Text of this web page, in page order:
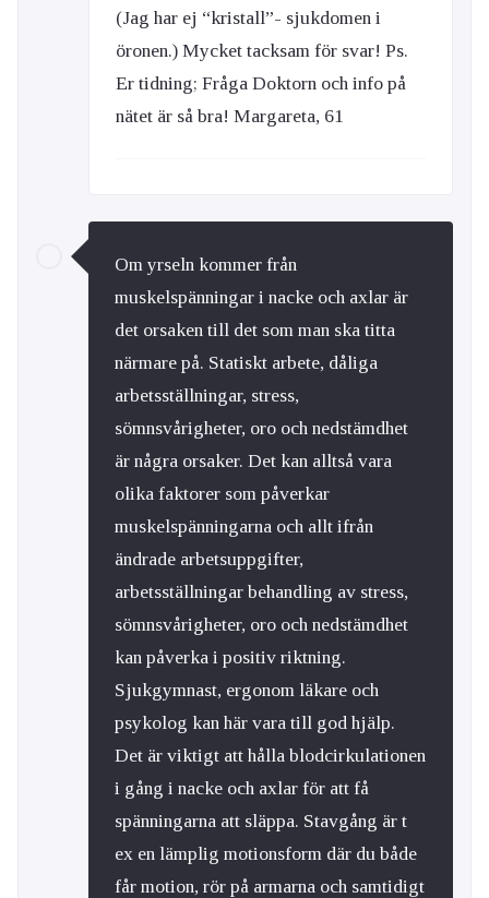
(Jag har ej “kristall”- sjukdomen i
öronen.) Mycket tacksam för svar! Ps.
Er tidning; Fråga Doktorn och info på
nätet är så bra! Margareta, 61
Om yrseln kommer från
muskelspänningar i nacke och axlar är
det orsaken till det som man ska titta
närmare på. Statiskt arbete, dåliga
arbetsställningar, stress,
sömnsvårigheter, oro och nedstämdhet
är några orsaker. Det kan alltså vara
olika faktorer som påverkar
muskelspänningarna och allt ifrån
ändrade arbetsuppgifter,
arbetsställningar behandling av stress,
sömnsvårigheter, oro och nedstämdhet
kan påverka i positiv riktning.
Sjukgymnast, ergonom läkare och
psykolog kan här vara till god hjälp.
Det är viktigt att hålla blodcirkulationen
i gång i nacke och axlar för att få
spänningarna att släppa. Stavgång är t
ex en lämplig motionsform där du både
får motion, rör på armarna och samtidigt